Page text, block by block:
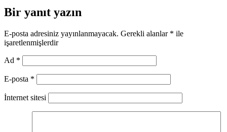
Bir yanıt yazın
E-posta adresiniz yayınlanmayacak. Gerekli alanlar * ile
işaretlenmişlerdir
Ad *
E-posta *
İnternet sitesi